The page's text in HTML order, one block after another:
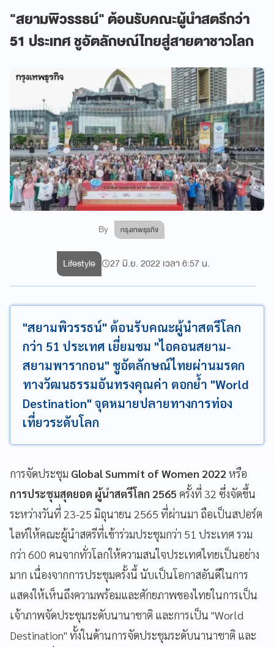
"สยามพิวรรธน์" ต้อนรับคณะผู้นำสตรีกว่า
51 ประเทศ ชูอัตลักษณ์ไทยสู่สายตาชาวโลก
By กรุงเทพธุรกิจ
Lifestyle 27 มิ.ย. 2022 เวลา 6:57 น.
"สยามพิวรรธน์" ต้อนรับคณะผู้นำสตรีโลก
กว่า 51 ประเทศ เยี่ยมชม "ไอคอนสยาม-
สยามพารากอน" ชูอัตลักษณ์ไทยผ่านมรดก
ทางวัฒนธรรมอันทรงคุณค่า ตอกย้ำ "World
Destination" จุดหมายปลายทางการท่อง
เที่ยวระดับโลก
การจัดประชุม Global Summit of Women 2022 หรือ
การประชุมสุดยอด ผู้นำสตรีโลก 2565 ครั้งที่ 32 ซึ่งจัดขึ้น
ระหว่างวันที่ 23-25 มิถุนายน 2565 ที่ผ่านมา ถือเป็นสปอร์ต
ไลท์ให้คณะผู้นำสตรีที่เข้าร่วมประชุมกว่า 51 ประเทศ รวม
กว่า 600 คนจากทั่วโลกให้ความสนใจประเทศไทยเป็นอย่าง
มาก เนื่องจากการประชุมครั้งนี้ นับเป็นโอกาสอันดีในการ
แสดงให้เห็นถึงความพร้อมและศักยภาพของไทยในการเป็น
เจ้าภาพจัดประชุมระดับนานาชาติ และการเป็น "World
Destination" ทั้งในด้านการจัดประชุมระดับนานาชาติ และ